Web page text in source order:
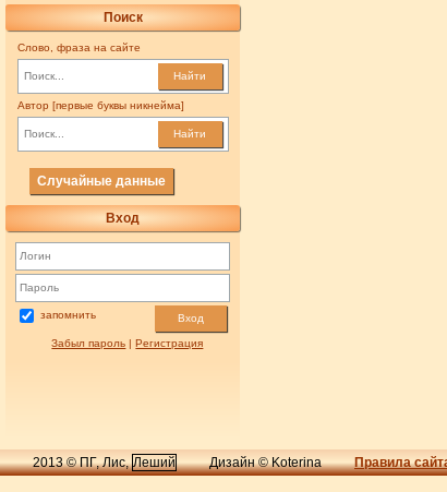
Поиск
Слово, фраза на сайте
Найти
Автор [первые буквы никнейма]
Найти
Случайные данные
Вход
запомнить Вход
Забыл пароль |Регистрация
2013 © ПГ, Лис,Леший Дизайн © Koterina Правила